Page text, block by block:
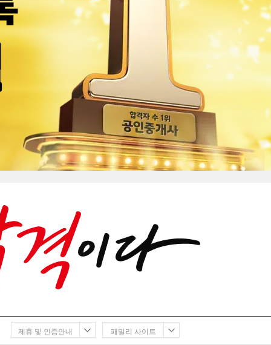
패밀리 사이트
제휴 및 인증안내